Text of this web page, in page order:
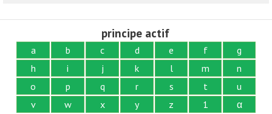
principe actif
a b c d e f
g
h
i j k l m
n
o
p q r s t
u
v
w x y z 1
α